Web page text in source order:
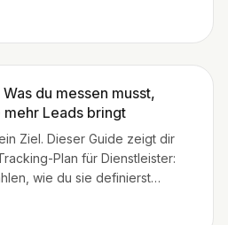
du messen musst,
Leads bringt
Ziel. Dieser Guide zeigt dir
Plan für Dienstleister:
wie du sie definierst